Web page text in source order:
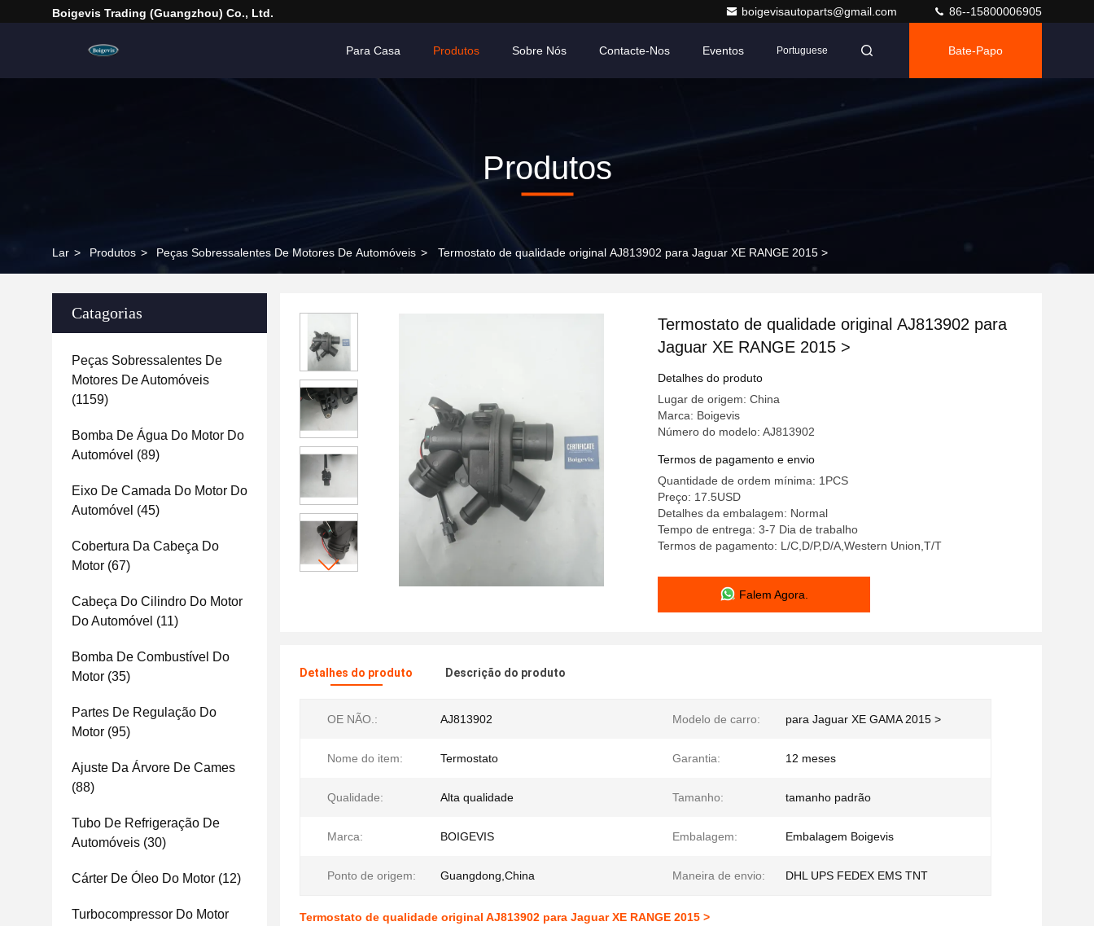
Boigevis Trading (guangzhou) Co., Ltd. boigevisautoparts@gmail.com 86--15800006905
Para Casa Produtos Sobre Nós Contacte-Nos Eventos Portuguese Bate-Papo
Produtos
Lar > Produtos > Peças Sobressalentes De Motores De Automóveis > Termostato de qualidade original AJ813902 para Jaguar XE RANGE 2015 >
Catagorias
Peças Sobressalentes De
Motores De Automóveis
(1159)
Bomba De Água Do Motor Do
Automóvel (89)
Eixo De Camada Do Motor Do
Automóvel (45)
Cobertura Da Cabeça Do
Motor (67)
Cabeça Do Cilindro Do Motor
Do Automóvel (11)
Bomba De Combustível Do
Motor (35)
Partes De Regulação Do
Motor (95)
Ajuste Da Árvore De Cames
(88)
Tubo De Refrigeração De
Automóveis (30)
Cárter De Óleo Do Motor (12)
Turbocompressor Do Motor
Termostato de qualidade original AJ813902 para
Jaguar XE RANGE 2015 >
Detalhes do produto
Lugar de origem: China
Marca: Boigevis
Número do modelo: AJ813902
Termos de pagamento e envio
Quantidade de ordem mínima: 1PCS
Preço: 17.5USD
Detalhes da embalagem: Normal
Tempo de entrega: 3-7 Dia de trabalho
Termos de pagamento: L/C,D/P,D/A,Western Union,T/T
Falem Agora.
Detalhes do produto Descrição do produto
OE NÃO.: AJ813902 Modelo de carro: para Jaguar XE GAMA 2015 >
Nome do item: Termostato Garantia: 12 meses
Qualidade: Alta qualidade Tamanho: tamanho padrão
Marca: BOIGEVIS Embalagem: Embalagem Boigevis
Ponto de origem: Guangdong,China Maneira de envio: DHL UPS FEDEX EMS TNT
Termostato de qualidade original AJ813902 para Jaguar XE RANGE 2015 >